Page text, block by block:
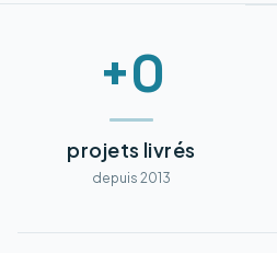
+0
projets livrés
depuis 2013